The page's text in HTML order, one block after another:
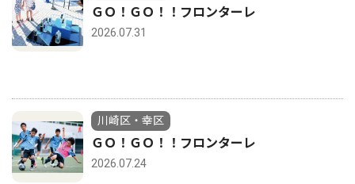
ＧＯ！ＧＯ！！フロンターレ
2026.07.31
川崎区・幸区
ＧＯ！ＧＯ！！フロンターレ
2026.07.24